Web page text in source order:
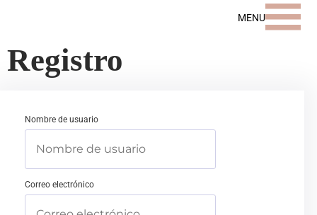
MENU
Registro
Nombre de usuario
Correo electrónico